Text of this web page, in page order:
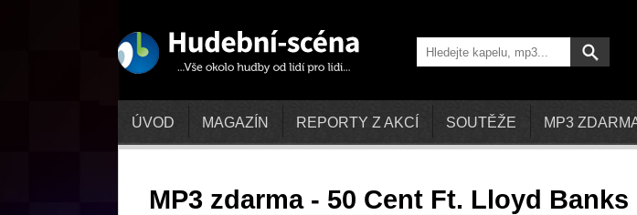
ÚVOD MAGAZÍN REPORTY Z AKCÍ SOUTĚŽE MP3
MP3 zdarma - 50 Cent Ft. Lloyd